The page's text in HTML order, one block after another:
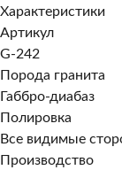
Характеристики
Артикул
G-242
Порода гранита
Габбро-диабаз
Полировка
Все видимые
Производство